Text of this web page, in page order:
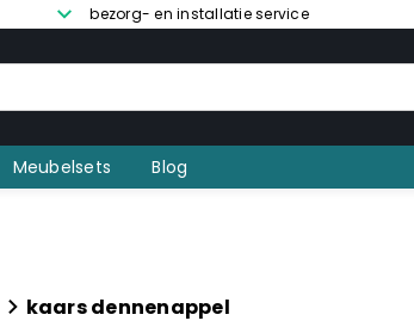
bezorg- en installatie service
Meubelsets Blog
kaars dennenappel